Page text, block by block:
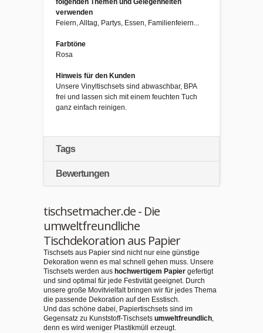
folgenden Themen und Gelegenheiten
verwenden
Feiern, Alltag, Partys, Essen, Familienfeiern...
Farbtöne
Rosa
Hinweis für den Kunden
Unsere Vinyltischsets sind abwaschbar, BPA
frei und lassen sich mit einem feuchten Tuch
ganz einfach reinigen.
Tags
Bewertungen
tischsetmacher.de - Die
umweltfreundliche
Tischdekoration aus Papier
Tischsets aus Papier sind nicht nur eine günstige
Dekoration wenn es mal schnell gehen muss. Unsere
Tischsets werden aus hochwertigem Papier gefertigt
und sind optimal für jede Festivität geeignet. Durch
unsere große Movitvielfalt bringen wir für jedes Thema
die passende Dekoration auf den Esstisch.
Und das schöne dabei, Papiertischsets sind im
Gegensatz zu Kunststoff-Tischsets umweltfreundlich,
denn es wird weniger Plastikmüll erzeugt.